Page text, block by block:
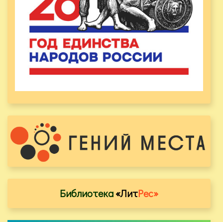
Библиотека«ЛитРес»